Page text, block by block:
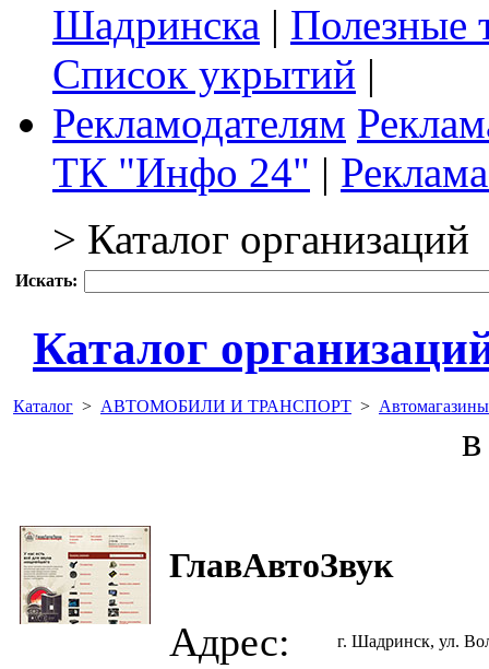
Шадринска | Полезные
Список укрытий |
Рекламодателям
ТК "Инфо 24" |
> Каталог организаций
Искать:
Каталог
Каталог > АВТОМОБИЛИ И ТРАНСПОРТ > Автомагазины
ГлавАвтоЗвук
Адрес: г. Шадринск, ул.